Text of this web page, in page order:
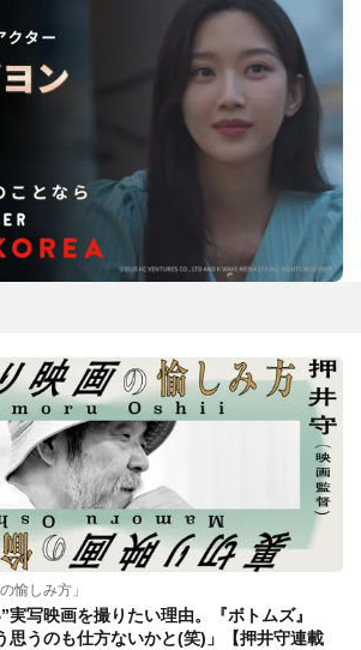
愉しみ方」
実写映画を撮りたい理由。『ボトムズ』
思うのも仕方ないかと(笑)」【押井守連載